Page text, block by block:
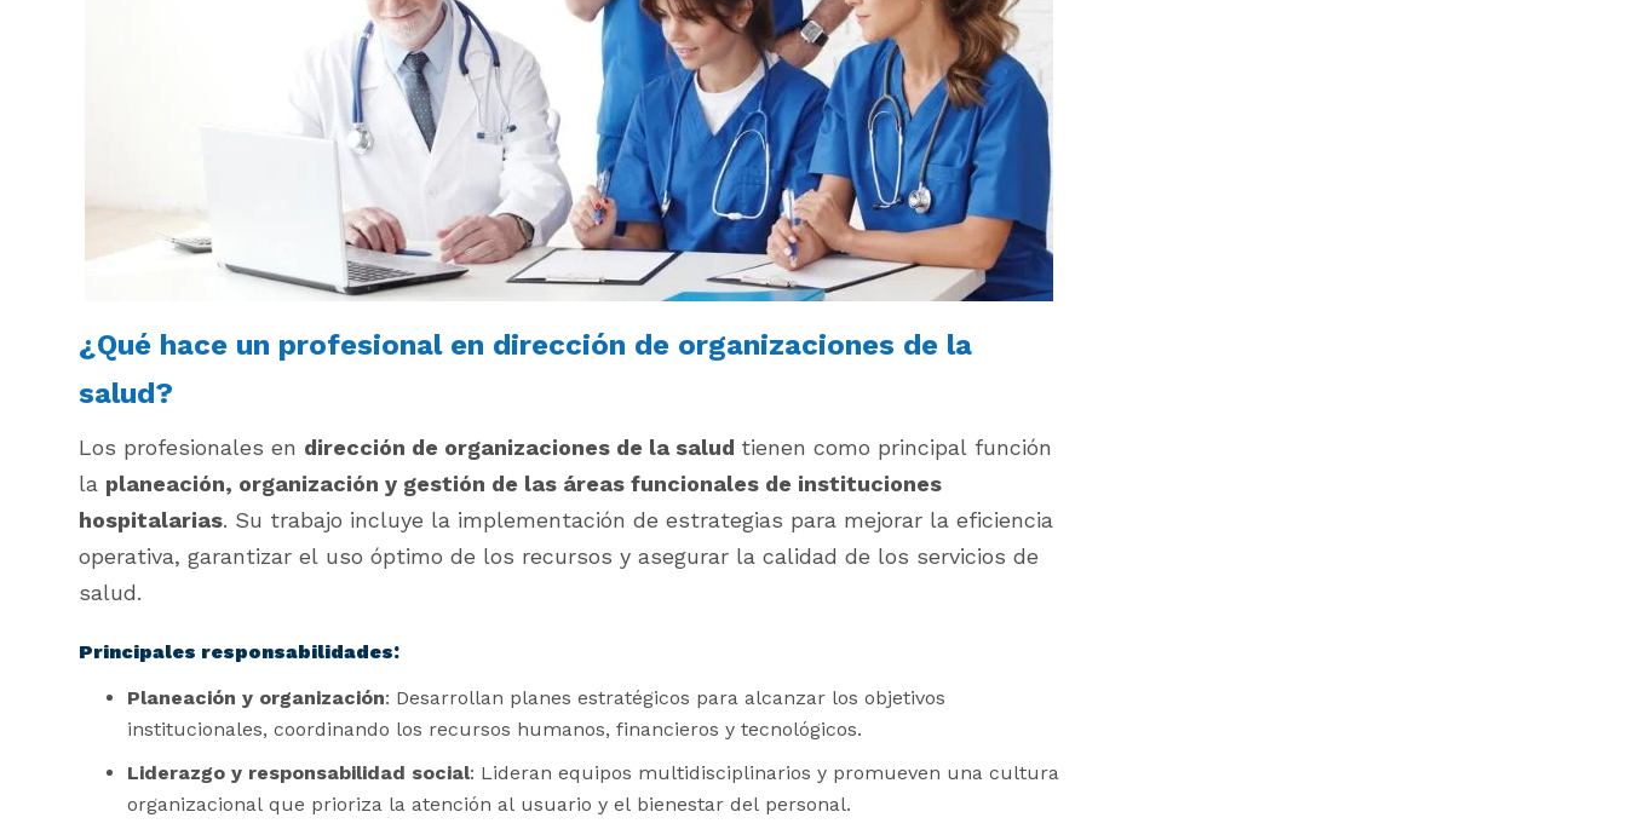
¿Qué hace un profesional en dirección de organizaciones de la
salud?
Los profesionales en dirección de organizaciones de la salud tienen como principal función
la planeación, organización y gestión de las áreas funcionales de instituciones
hospitalarias. Su trabajo incluye la implementación de estrategias para mejorar la eficiencia
operativa, garantizar el uso óptimo de los recursos y asegurar la calidad de los servicios de
salud.
Principales responsabilidades:
Planeación y organización: Desarrollan planes estratégicos para alcanzar los objetivos
institucionales, coordinando los recursos humanos, financieros y tecnológicos.
Liderazgo y responsabilidad social: Lideran equipos multidisciplinarios y promueven una cultura
organizacional que prioriza la atención al usuario y el bienestar del personal.